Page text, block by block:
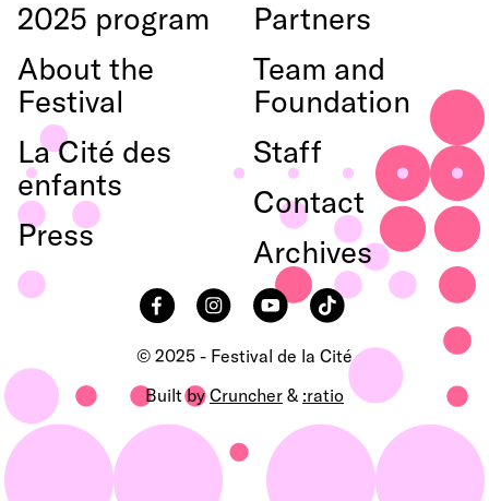
2025 program
About the
Festival
La Cité des
enfants
Press
Partners
Team and
Foundation
Staff
Contact
Archives
FacebookInstagramYouTubeTikTok
© 2025 - Festival de la Cité
Built byCruncher & :ratio